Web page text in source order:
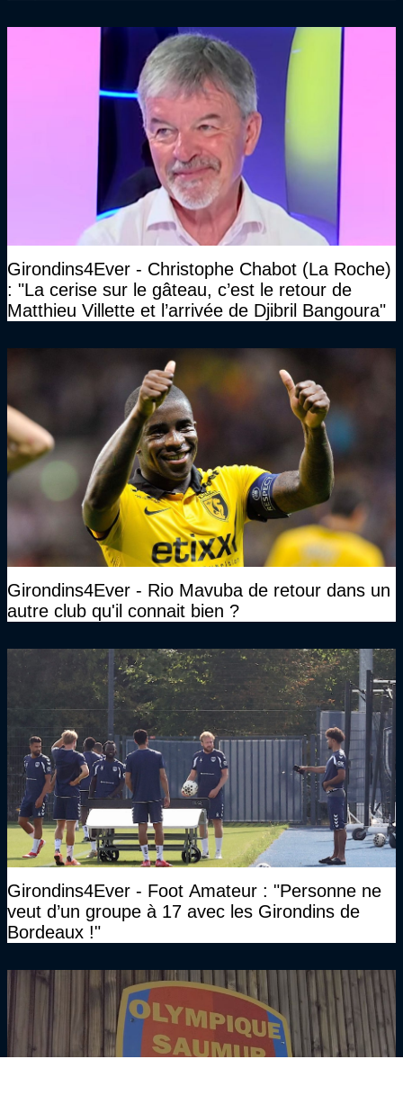
Girondins4Ever - Christophe Chabot (La Roche)
: "La cerise sur le gâteau, c’est le retour de
Matthieu Villette et l’arrivée de Djibril Bangoura"
Girondins4Ever - Rio Mavuba de retour dans un
autre club qu'il connait bien ?
Girondins4Ever - Foot Amateur : "Personne ne
veut d’un groupe à 17 avec les Girondins de
Bordeaux !"